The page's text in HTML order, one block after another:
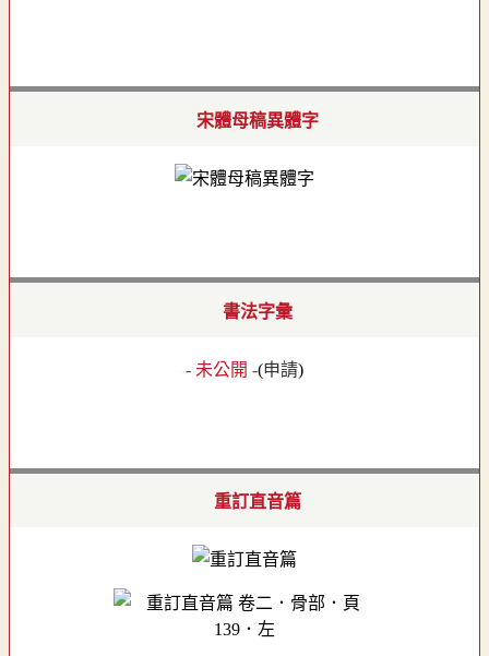
宋體母稿異體字
書法字彙
- 未公開 -(申請)
重訂直音篇